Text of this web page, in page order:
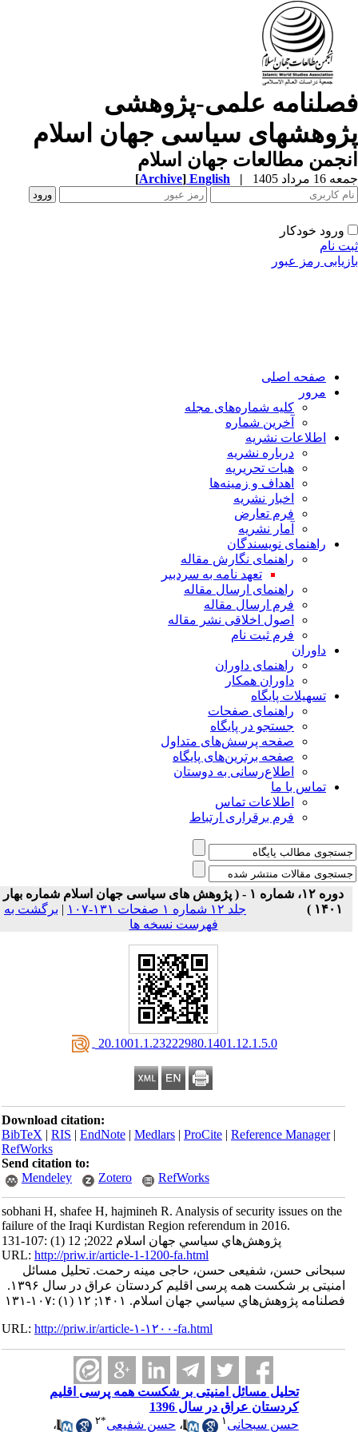
علمی-پژوهشی
سیاسی جهان اسلام
مطالعات جهان اسلام
مرداد 1405 |
English
[Archive]
ورود خودکار
نام
رمز عبور
صفحه اصلی
مرور
کلیه شماره‌های مجله
آخرین شماره
اطلاعات نشریه
درباره نشریه
هیات تحریریه
اهداف و زمینه‌ها
اخبار نشریه
فرم تعارض
آمار نشریه
راهنمای نویسندگان
راهنمای نگارش مقاله
تعهد نامه به سردبیر
راهنمای ارسال مقاله
فرم ارسال مقاله
اصول اخلاقی نشر مقاله
فرم ثبت نام
داوران
راهنمای داوران
داوران همکار
تسهیلات پایگاه
راهنمای صفحات
جستجو در پایگاه
صفحه پرسش‌های متداول
صفحه برترین‌های پایگاه
اطلاع‌رسانی به دوستان
تماس با ما
اطلاعات تماس
فرم برقراری ارتباط
دوره ۱۲، شماره ۱ - ( پژوهش های سیاسی جهان اسلام شماره بهار
۱۴۰۱ )
جلد ۱۲ شماره ۱ صفحات ۱۳۱-۱۰۷ | برگشت به
فهرست نسخه ها
‎ 20.1001.1.23222980.1401.12.1.5.0
Download citation:
BibTeX|RIS|EndNote|Medlars|ProCite|Reference Manager
RefWorks
Send citation to:
Mendeley
Zotero RefWorks
sobhani H, shafee H, hajmineh R. Analysis of security issues on the
failure of the Iraqi Kurdistan Region referendum in 2016.
پژوهش‌هاي سياسي جهان اسلام 2022; 12 (1) :107-131
URL:http://priw.ir/article-1-1200-fa.html
سبحانی حسن، شفیعی حسن، حاجی مینه رحمت. تحلیل مسائل
امنیتی بر شکست همه پرسی اقلیم کردستان عراق در سال ۱۳۹۶.
فصلنامه پژوهش‌هاي سياسي جهان اسلام. ۱۴۰۱; ۱۲ (۱) :۱۰۷-۱۳۱
URL:http://priw.ir/article-۱-۱۲۰۰-fa.html
تحلیل مسائل امنیتی بر شکست همه پرسی اقلیم
کردستان عراق در سال 1396
حسن سبحانی
،حسن شفیعی ۲ ،